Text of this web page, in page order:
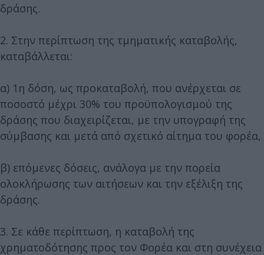
δράσης.
2. Στην περίπτωση της τμηματικής καταβολής,
καταβάλλεται:
α) 1η δόση, ως προκαταβολή, που ανέρχεται σε
ποσοστό μέχρι 30% του προϋπολογισμού της
δράσης που διαχειρίζεται, με την υπογραφή της
σύμβασης και μετά από σχετικό αίτημα του φορέα,
β) επόμενες δόσεις, ανάλογα με την πορεία
ολοκλήρωσης των αιτήσεων και την εξέλιξη της
δράσης.
3. Σε κάθε περίπτωση, η καταβολή της
χρηματοδότησης προς τον Φορέα και στη συνέχεια